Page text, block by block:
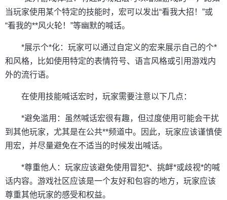
当玩家使用某个特定的技能时，宏可以发出“看我大招！”或
“看我的**风火轮！”等幽默的喊话。
*展示个*化：玩家可以通过自定义的宏来展示自己的个*
和风格，比如使用特定的表情符号、语言风格或引用游戏内
外的流行语。
在使用技能喊话宏时，玩家需要注意以下几点：
*避免滥用：虽然喊话宏很有趣，但过度使用可能会干扰
到其他玩家，尤其是在公共**频道中。因此，玩家应该谨慎使
用宏，并尽量避免在不适当的时候发出喊话。
*尊重他人：玩家应该避免使用冒犯*、挑衅*或歧视*的喊
话内容。游戏社区应该是一个友好和包容的地方，玩家应该
尊重其他玩家的感受和权益。